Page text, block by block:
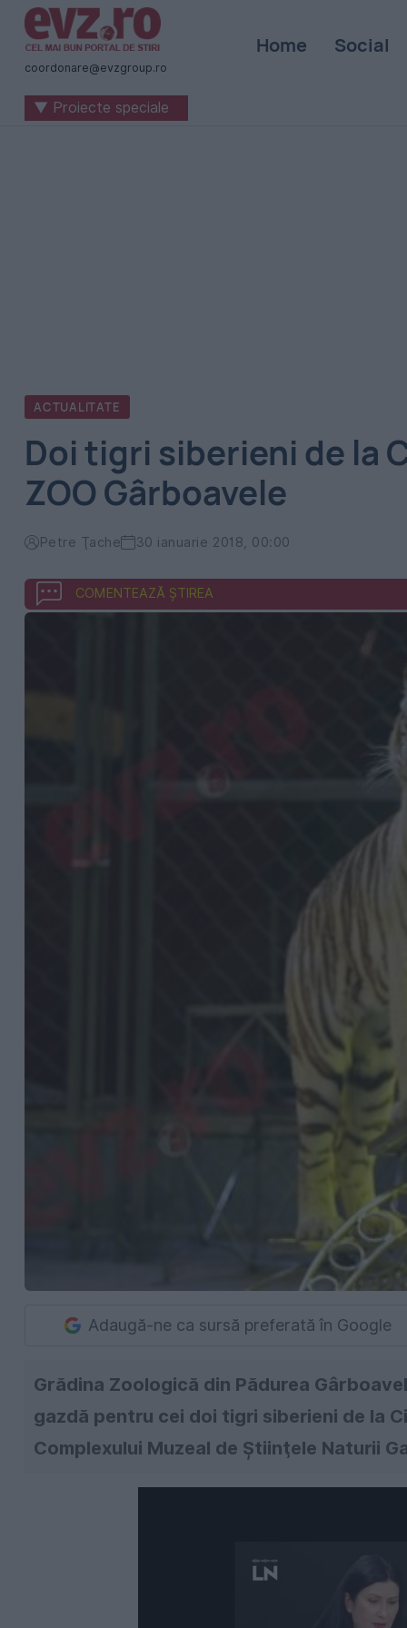
Știri
naționale
internaționale
coordonare@evzgroup.ro
Home Social
▼ Proiecte speciale
ACTUALITATE
Doi tigri siberieni de la
ZOO Gârboavele
Petre Ţache 30 ianuarie 2018, 00:00
COMENTEAZĂ ȘTIREA
Adaugă-ne ca sursă preferată în Google
Grădina Zoologică din Pădurea
gazdă pentru cei doi tigri siberieni de la
Complexului Muzeal de Ştiinţele Naturii